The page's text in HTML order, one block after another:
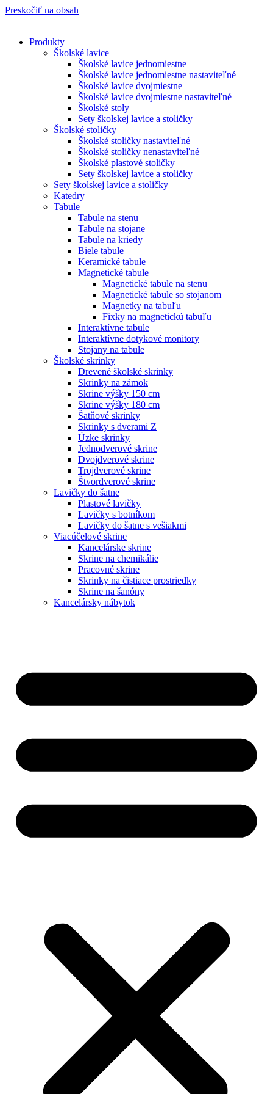
Preskočiť na obsah
Produkty
Školské lavice
Školské lavice jednomiestne
Školské lavice jednomiestne nastaviteľné
Školské lavice dvojmiestne
Školské lavice dvojmiestne nastaviteľné
Školské stoly
Sety školskej lavice a stoličky
Školské stoličky
Školské stoličky nastaviteľné
Školské stoličky nenastaviteľné
Školské plastové stoličky
Sety školskej lavice a stoličky
Sety školskej lavice a stoličky
Katedry
Tabule
Tabule na stenu
Tabule na stojane
Tabule na kriedy
Biele tabule
Keramické tabule
Magnetické tabule
Magnetické tabule na stenu
Magnetické tabule so stojanom
Magnetky na tabuľu
Fixky na magnetickú tabuľu
Interaktívne tabule
Interaktívne dotykové monitory
Stojany na tabule
Školské skrinky
Drevené školské skrinky
Skrinky na zámok
Skrine výšky 150 cm
Skrine výšky 180 cm
Šatňové skrinky
Skrinky s dverami Z
Úzke skrinky
Jednodverové skrine
Dvojdverové skrine
Trojdverové skrine
Štvordverové skrine
Lavičky do šatne
Plastové lavičky
Lavičky s botníkom
Lavičky do šatne s vešiakmi
Viacúčelové skrine
Kancelárske skrine
Skrine na chemikálie
Pracovné skrine
Skrinky na čistiace prostriedky
Skrine na šanóny
Kancelársky nábytok